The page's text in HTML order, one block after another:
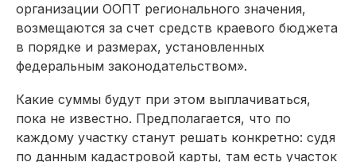
организации ООПТ регионального значения,
возмещаются за счет средств краевого бюджета
в порядке и размерах, установленных
федеральным законодательством».
Какие суммы будут при этом выплачиваться,
пока не известно. Предполагается, что по
каждому участку станут решать конкретно: судя
по данным кадастровой карты, там есть участок